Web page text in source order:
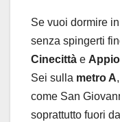
Se vuoi dormire
senza spingerti
Cinecittà e
Sei sulla metro A
come San
soprattutto fuori